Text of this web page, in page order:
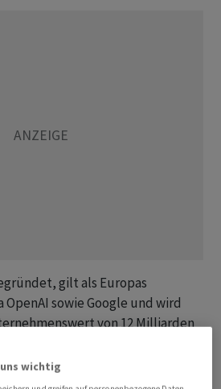
gilt als Europas
sowie Google und wird
von 12 Milliarden
(LLM), bietet seine Produkte
und hat bereits mehrere
wichtig